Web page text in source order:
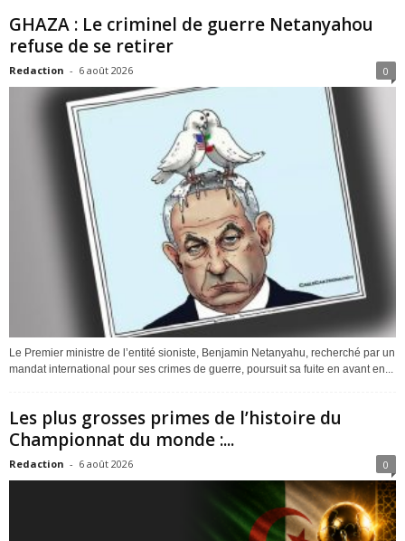
GHAZA : Le criminel de guerre Netanyahou
refuse de se retirer
Redaction - 6 août 2026 0
Le Premier ministre de l’entité sioniste, Benjamin Netanyahu, recherché par un
mandat international pour ses crimes de guerre, poursuit sa fuite en avant en...
Les plus grosses primes de l’histoire du
Championnat du monde :...
Redaction - 6 août 2026 0